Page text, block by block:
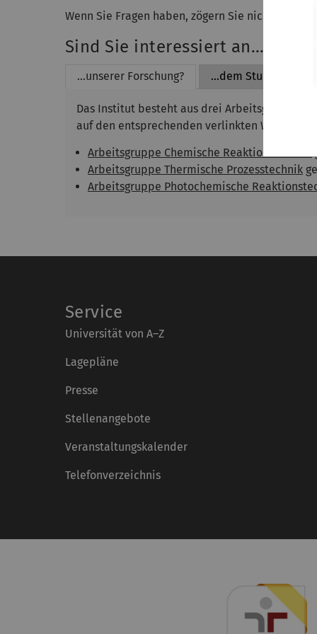
Wenn Sie Fragen haben, zögern Sie nicht, uns
Sind Sie interessiert an...
...unserer Forschung? ...dem
Das Institut besteht aus drei Arbeitsgruppen.
auf den entsprechenden verlinkten Websites:
Arbeitsgruppe Chemische Reaktionstechnik
Arbeitsgruppe Thermische Prozesstechnik
Arbeitsgruppe Photochemische
Service
Universität von A–Z
Lagepläne
Presse
Stellenangebote
Veranstaltungskalender
Telefonverzeichnis